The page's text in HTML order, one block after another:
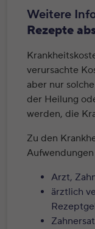
Weitere
Rezepte
verursachte
aber nur
der Heilung
werden, die
Zu den
Arzt,
ärztlich